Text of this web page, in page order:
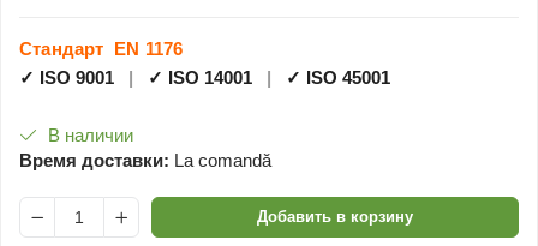
Стандарт EN 1176
✓ ISO 9001
| ✓ ISO 14001 | ✓ ISO 45001
В наличии
Время доставки: La comandă
Добавить в корзину